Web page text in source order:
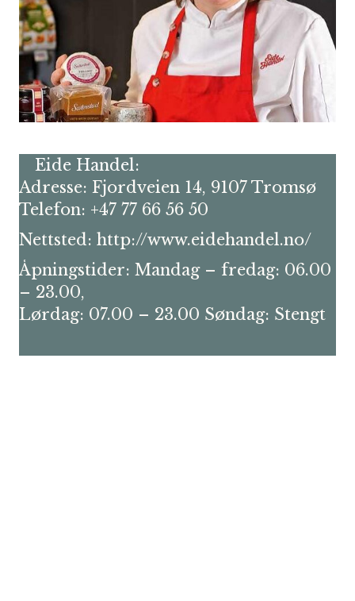
Eide Handel:
Adresse: Fjordveien 14, 9107 Tromsø
Telefon: +47 77 66 56 50
Nettsted: http://www.eidehandel.no/
Åpningstider: Mandag – fredag: 06.00
– 23.00,
Lørdag: 07.00 – 23.00 Søndag: Stengt